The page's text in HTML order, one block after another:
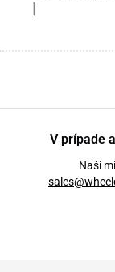
V prípade
Naši